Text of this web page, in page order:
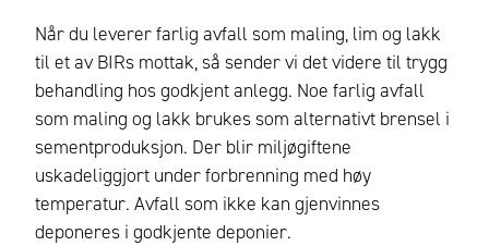
Når du leverer farlig avfall som maling, lim og lakk
til et av BIRs mottak, så sender vi det videre til trygg
behandling hos godkjent anlegg. Noe farlig avfall
som maling og lakk brukes som alternativt brensel i
sementproduksjon. Der blir miljøgiftene
uskadeliggjort under forbrenning med høy
temperatur. Avfall som ikke kan gjenvinnes
deponeres i godkjente deponier.